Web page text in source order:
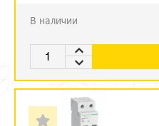
В наличии